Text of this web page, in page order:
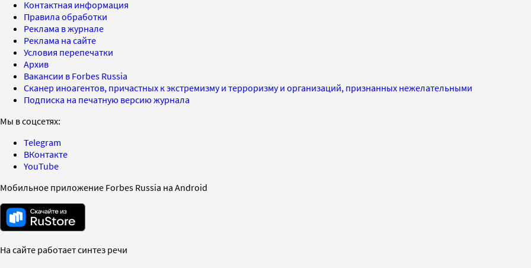
Контактная информация
Правила обработки
Реклама в журнале
Реклама на сайте
Условия перепечатки
Архив
Вакансии в Forbes Russia
Сканер иноагентов, причастных к экстремизму и терроризму и организаций, признанных нежелательными
Подписка на печатную версию журнала
Мы в соцсетях:
Telegram
ВКонтакте
YouTube
Мобильное приложение Forbes Russia на Android
На сайте работает синтез речи